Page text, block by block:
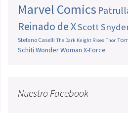
Marvel Comics
Reinado de XScott
Stefano Caselli The Dark Knight Rises Thor
Schiti Wonder Woman X-Force
Nuestro Facebook